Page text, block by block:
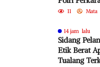
Sorotan
11 Mata
14 jam lalu
Sidang
Etik Berat
Tualang